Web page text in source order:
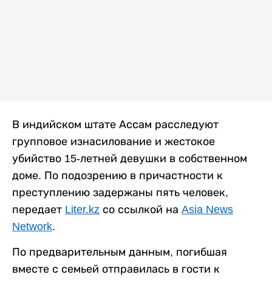
В индийском штате Ассам расследуют
групповое изнасилование и жестокое
убийство 15-летней девушки в собственном
доме. По подозрению в причастности к
преступлению задержаны пять человек,
передает Liter.kz со ссылкой на Asia News
Network.
По предварительным данным, погибшая
вместе с семьей отправилась в гости к